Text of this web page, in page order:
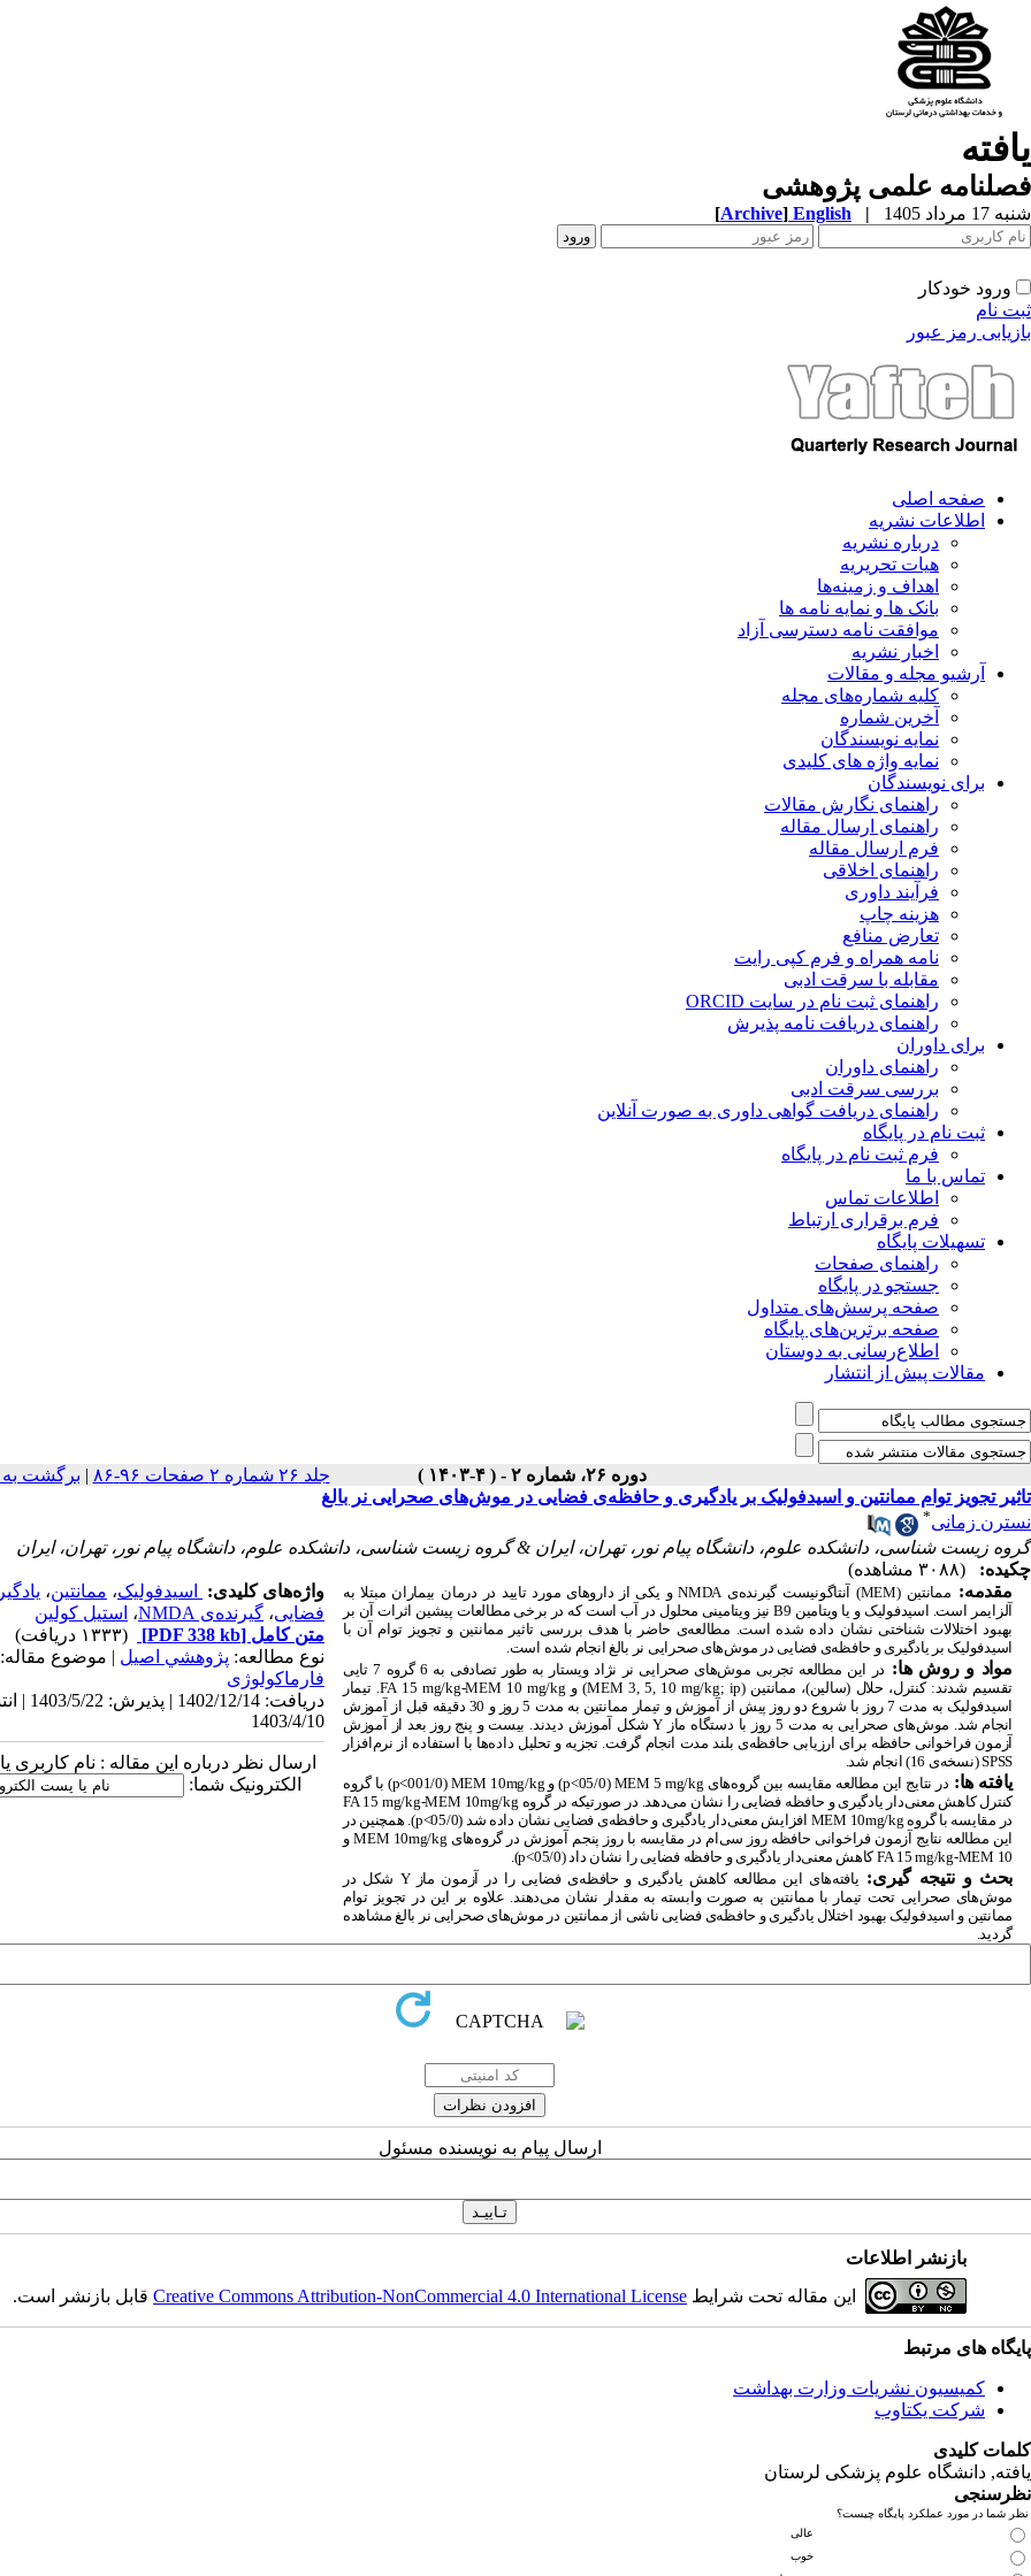
یافته
فصلنامه علمی پژوهشی
شنبه 17 مرداد 1405 |
English
[Archive]
ورود خودکار
ثبت نام
بازیابی رمز عبور
صفحه اصلی
اطلاعات نشریه
درباره نشریه
هیات تحریریه
اهداف و زمینه‌ها
بانک ها و نمایه نامه ها
موافقت نامه دسترسی آزاد
اخبار نشریه
آرشیو مجله و مقالات
کلیه شماره‌های مجله
آخرین شماره
نمایه نویسندگان
نمایه واژه های کلیدی
برای نویسندگان
راهنمای نگارش مقالات
راهنمای ارسال مقاله
فرم ارسال مقاله
راهنمای اخلاقی
فرآیند داوری
هزینه چاپ
تعارض منافع
نامه همراه و فرم کپی رایت
مقابله با سرقت ادبی
راهنمای ثبت نام در سایت ORCID
راهنمای دریافت نامه پذیرش
برای داوران
راهنمای داوران
بررسی سرقت ادبی
راهنمای دریافت گواهی داوری به صورت آنلاین
ثبت نام در پایگاه
فرم ثبت نام در پایگاه
تماس با ما
اطلاعات تماس
فرم برقراری ارتباط
تسهیلات پایگاه
راهنمای صفحات
جستجو در پایگاه
صفحه پرسش‌های متداول
صفحه برترین‌های پایگاه
اطلاع‌رسانی به دوستان
مقالات پیش از انتشار
دوره ۲۶، شماره ۲ - ( ۴-۱۴۰۳ ) جلد ۲۶ شماره ۲ صفحات ۹۶-۸۶ | برگشت
تاثیر تجویز توام ممانتین و اسید‌فولیک بر یادگیری و حافظه‌ی فضایی در موش‌های صحرایی نر بالغ
نسترن زمانی*
گروه زیست شناسی، دانشکده علوم، دانشگاه پیام نور، تهران، ایران & گروه زیست شناسی، دانشکده علوم، دانشگاه پیام نور، تهران، ایران
چکیده:
(۳۰۸۸ مشاهده)
مقدمه: ممانتین (MEM) آنتاگونیست گیرنده‌ی NMDAو یکی از داروهای مورد تایید در درمان بیماران مبتلا به
آلزایمر است. اسید‌فولیک و یا ویتامین B9نیز ویتامینی محلول در آب است که در برخی مطالعات پیشین اثرات آن بر
بهبود اختلالات شناختی نشان داده شده است. مطالعه‌ی حاضر با هدف بررسی تاثیر ممانتین و تجویز توام آن با
اسید‌فولیک بر یادگیری و حافظه‌ی فضایی در موش‌های صحرایی نر بالغ انجام شده است.
مواد و روش ­ها:
در این مطالعه تجربی موش‌های صحرایی نر نژاد ویستار به طور تصادفی به 6 گروه 7 تایی
تقسیم شدند: کنترل، حلال (سالین)، ممانتین mg/kg; ip)
5
3
(MEMو mg/kg
10
MEM
-
mg/kg
15
FA . تیمار
اسید‌فولیک به مدت 7 روز با شروع دو روز پیش از آموزش و تیمار ممانتین به مدت 5 روز و 30 دقیقه قبل از آموزش
انجام شد. موش‌های صحرایی به مدت 5 روز با دستگاه ماز
Yشکل آموزش دیدند. بیست و پنج روز بعد از آموزش
آزمون فراخوانی حافظه برای ارزیابی حافظه‌ی بلند مدت انجام گرفت. تجزیه و تحلیل داده‌ها با استفاده از نرم‌افزار
SPSS(نسخه‌ی 16) انجام شد.
یافته ­ها: در نتایج این مطالعه مقایسه بین گروه‌های mg/kg
5
MEM
(05/0˂
p) و mg/kg
10
MEM
(001/0˂
p) با گروه
کنترل کاهش معنی‌دار یادگیری و حافظه فضایی را نشان می‌دهد. در صورتیکه در گروه mg/kg
10
MEM
-
mg/kg
15
FA
در مقایسه با گروه mg/kg
10
MEM افزایش معنی‌دار یادگیری و حافظه‌ی فضایی نشان داده شد (05/0˂ p). همچنین در
این مطالعه نتایج آزمون فراخوانی حافظه روز سی‌ام در مقایسه با روز پنجم آموزش در گروه‌های mg/kg
10
MEMو
10
MEM
-
mg/kg
15
FAکاهش معنی‌دار یادگیری و حافظه فضایی را نشان داد (05/0˂ p
).
بحث و نتیجه ­گیری: یافته‌های این مطالعه کاهش یادگیری و حافظه‌ی فضایی را در آزمون مازY شکل در
موش‌های صحرایی تحت تیمار با ممانتین به صورت وابسته به مقدار نشان می‌دهند. علاوه‌ بر این در تجویز توام
ممانتین و اسید‌فولیک بهبود اختلال یادگیری و حافظه‌ی فضایی ناشی از ممانتین در موش‌های صحرایی نر بالغ مشاهده
گردید.
واژه‌های کلیدی: اسید‌فولیک، ممانتین،
فضایی، گیرنده‌ی NMDA ، استیل کولین
متن کامل [PDF 338 kb]
(۱۳۳۳ دریافت)
نوع مطالعه: پژوهشي اصیل | موضوع مقاله:
فارماکولوژی
دریافت: 1402/12/
1403/4/10
ارسال نظر درباره این مقاله : نام کاربری
الکترونیک شما:
ارسال پیام به نویسنده مسئول
بازنشر اطلاعات
این مقاله تحت شرایط Creative Commons Attribution-NonCommercial 4.0 International Licenseقابل بازنشر است.
پایگاه های مرتبط
کمیسیون نشریات وزارت بهداشت
شرکت یکتاوب
کلمات کلیدی
یافته, دانشگاه علوم پزشکی لرستان
نظرسنجی
نظر شما در مورد عملکرد پایگاه چیست؟
عالی
خوب